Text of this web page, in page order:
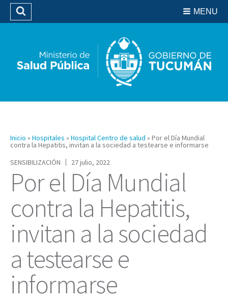
Biblioteca
MENU
Buscar
Inicio » Hospitales » Hospital Centro de salud » Por el Día Mundial
contra la Hepatitis, invitan a la sociedad a testearse e informarse
SENSIBILIZACIÓN
27 julio, 2022
Por el Día Mundial
contra la Hepatitis,
invitan a la sociedad
a testearse e
informarse